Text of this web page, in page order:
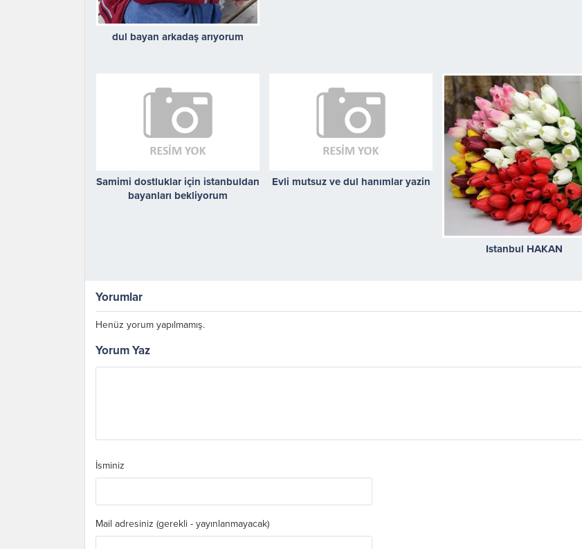
dul bayan arkadaş arıyorum
Samimi dostluklar için istanbuldan
bayanları bekliyorum
Evli mutsuz ve dul hanımlar yazin
Istanbul HAKAN
Yorumlar
Henüz yorum yapılmamış.
Yorum Yaz
İsminiz
Mail adresiniz (gerekli - yayınlanmayacak)